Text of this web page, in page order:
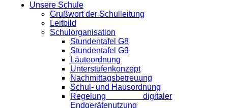
Unsere Schule
Grußwort der Schulleitung
Leitbild
Schulorganisation
Stundentafel G8
Stundentafel G9
Läuteordnung
Unterstufenkonzept
Nachmittagsbetreuung
Schul- und Hausordnung
Regelung digitaler
Endgeräte­nutzung